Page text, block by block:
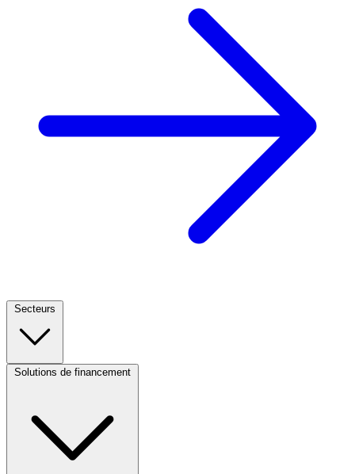
Footer
Column
1
Secteurs
Column
Solutions de financement